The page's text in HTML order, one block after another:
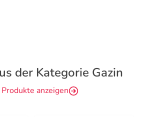
der Kategorie Gazin
anzeigen